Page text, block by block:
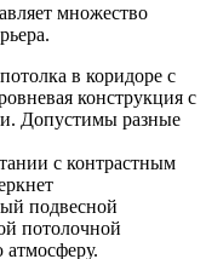
множество
в коридоре с
конструкция с
Допустимы разные
с контрастным
подвесной
потолочной
атмосферу.